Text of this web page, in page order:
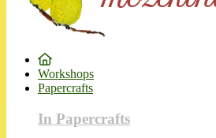
Workshops
Papercrafts
In Papercrafts